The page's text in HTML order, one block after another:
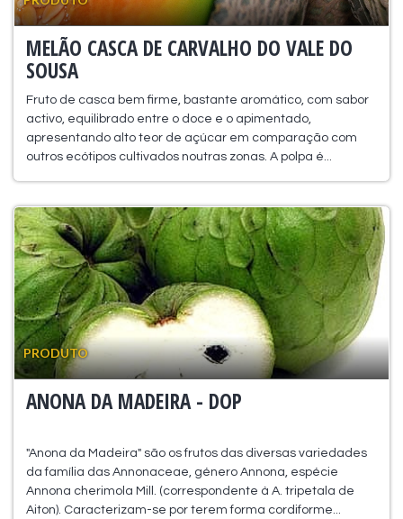
MELÃO CASCA DE CARVALHO DO VALE DO
SOUSA
Fruto de casca bem firme, bastante aromático, com sabor
activo, equilibrado entre o doce e o apimentado,
apresentando alto teor de açúcar em comparação com
outros ecótipos cultivados noutras zonas. A polpa é...
PRODUTO
ANONA DA MADEIRA - DOP
"Anona da Madeira" são os frutos das diversas variedades
da família das Annonaceae, género Annona, espécie
Annona cherimola Mill. (correspondente à A. tripetala de
Aiton). Caracterizam-se por terem forma cordiforme...